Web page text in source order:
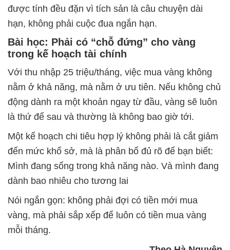
được tính đều đặn vì tích sản là câu chuyện dài
hạn, không phải cuộc đua ngắn hạn.
Bài học: Phải có “chỗ đứng” cho vàng
trong kế hoạch tài chính
Với thu nhập 25 triệu/tháng, việc mua vàng không
nằm ở khả năng, mà nằm ở ưu tiên. Nếu không chủ
động dành ra một khoản ngay từ đầu, vàng sẽ luôn
là thứ để sau và thường là không bao giờ tới.
Một kế hoạch chi tiêu hợp lý không phải là cắt giảm
đến mức khổ sở, mà là phân bổ đủ rõ để bạn biết:
Mình đang sống trong khả năng nào. Và mình đang
dành bao nhiêu cho tương lai
Nói ngắn gọn: không phải đợi có tiền mới mua
vàng, mà phải sắp xếp để luôn có tiền mua vàng
mỗi tháng.